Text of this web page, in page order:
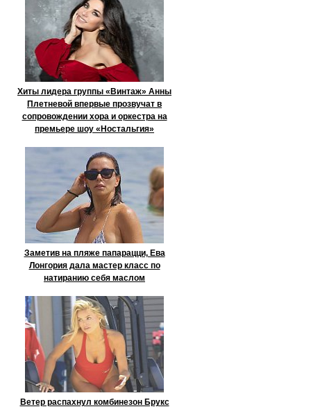
Хиты лидера группы «Винтаж» Анны
Плетневой впервые прозвучат в
сопровождении хора и оркестра на
премьере шоу «Ностальгия»
Заметив на пляже папарацци, Ева
Лонгория дала мастер класс по
натиранию себя маслом
Ветер распахнул комбинезон Брукс